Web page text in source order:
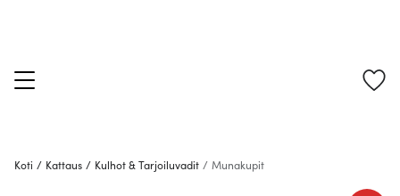
Koti / Kattaus / Kulhot & Tarjoiluvadit / Munakupit